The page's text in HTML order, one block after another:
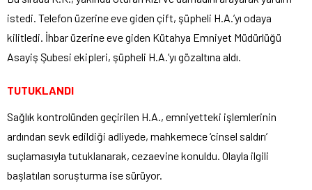
istedi. Telefon üzerine eve giden çift, şüpheli H.A.’yı odaya
kilitledi. İhbar üzerine eve giden Kütahya Emniyet Müdürlüğü
Asayiş Şubesi ekipleri, şüpheli H.A.’yı gözaltına aldı.
TUTUKLANDI
Sağlık kontrolünden geçirilen H.A., emniyetteki işlemlerinin
ardından sevk edildiği adliyede, mahkemece ‘cinsel saldırı’
suçlamasıyla tutuklanarak, cezaevine konuldu. Olayla ilgili
başlatılan soruşturma ise sürüyor.